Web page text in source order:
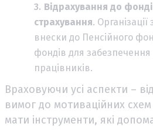
Відрахування до
страхування.
внески до Пенсійного
фондів для забезпечення
працівників.
Враховуючи усі аспекти –
вимог до мотиваційних схем
мати інструменти, які